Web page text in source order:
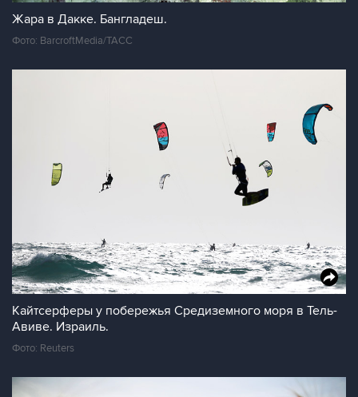
Жара в Дакке. Бангладеш.
Фото: BarcroftMedia/ТАСС
Кайтсерферы у побережья Средиземного моря в Тель-
Авиве. Израиль.
Фото: Reuters